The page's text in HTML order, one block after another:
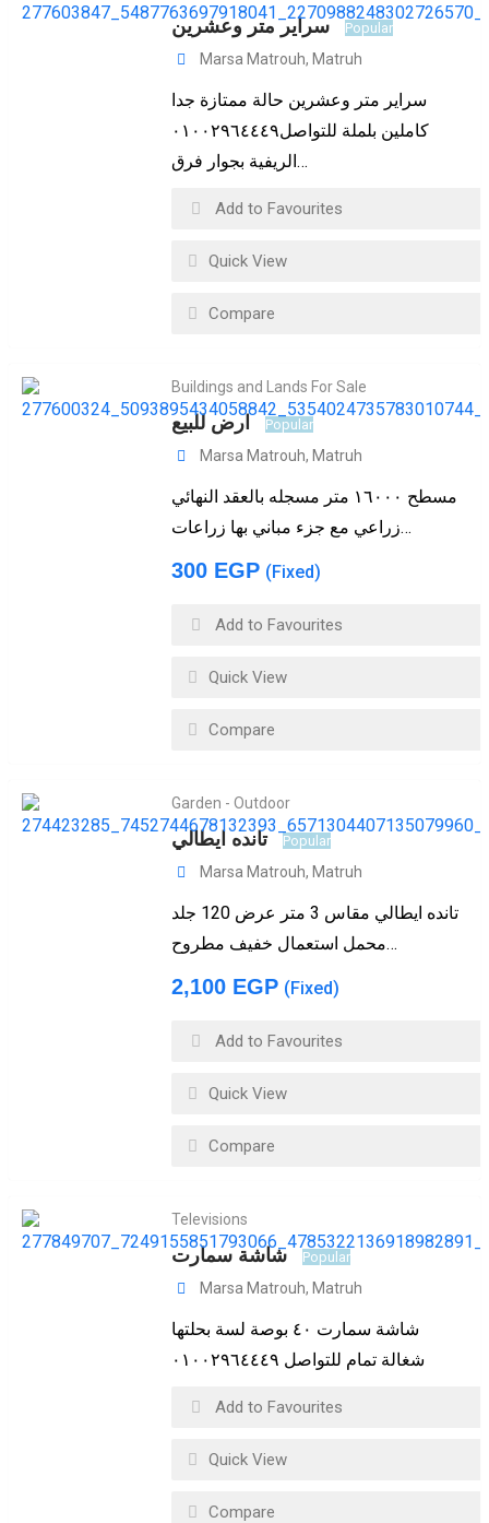
سراير متر وعشرين Popular
Marsa Matrouh, Matruh
سراير متر وعشرين حالة ممتازة جدا
كاملين بلملة للتواصل٠١٠٠٢٩٦٤٤٤٩
الريفية بجوار فرق…
Add to Favourites
Quick View
Compare
Buildings and Lands For Sale
ارض للبيع Popular
Marsa Matrouh, Matruh
مسطح ١٦٠٠٠ متر مسجله بالعقد النهائي
زراعي مع جزء مباني بها زراعات…
300 EGP (Fixed)
Add to Favourites
Quick View
Compare
Garden - Outdoor
تانده ايطالي Popular
Marsa Matrouh, Matruh
تانده ايطالي مقاس 3 متر عرض 120 جلد
محمل استعمال خفيف مطروح…
2,100 EGP (Fixed)
Add to Favourites
Quick View
Compare
Televisions
شاشة سمارت Popular
Marsa Matrouh, Matruh
شاشة سمارت ٤٠ بوصة لسة بحلتها
شغالة تمام للتواصل ٠١٠٠٢٩٦٤٤٤٩
Add to Favourites
Quick View
Compare